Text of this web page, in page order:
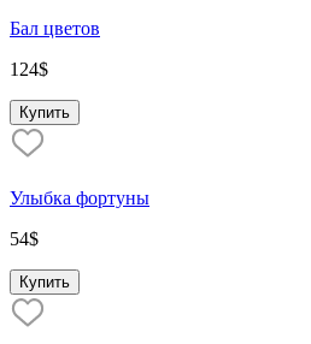
Бал цветов
124$
Купить
Улыбка фортуны
54$
Купить